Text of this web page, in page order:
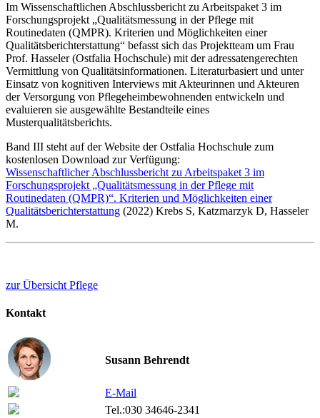
Im Wissenschaftlichen Abschlussbericht zu Arbeitspaket 3 im
Forschungsprojekt „Qualitätsmessung in der Pflege mit
Routinedaten (QMPR). Kriterien und Möglichkeiten einer
Qualitätsberichterstattung“ befasst sich das Projektteam um Frau
Prof. Hasseler (Ostfalia Hochschule) mit der adressatengerechten
Vermittlung von Qualitätsinformationen. Literaturbasiert und unter
Einsatz von kognitiven Interviews mit Akteurinnen und Akteuren
der Versorgung von Pflegeheimbewohnenden entwickeln und
evaluieren sie ausgewählte Bestandteile eines
Musterqualitätsberichts.
Band III steht auf der Website der Ostfalia Hochschule zum
kostenlosen Download zur Verfügung:
Wissenschaftlicher Abschlussbericht zu Arbeitspaket 3 im
Forschungsprojekt „Qualitätsmessung in der Pflege mit
Routinedaten (QMPR)“. Kriterien und Möglichkeiten einer
Qualitätsberichterstattung (2022) Krebs S, Katzmarzyk D, Hasseler
M.
zur Übersicht Pflege
Kontakt
Susann Behrendt
E-Mail
Tel.:030 34646-2341